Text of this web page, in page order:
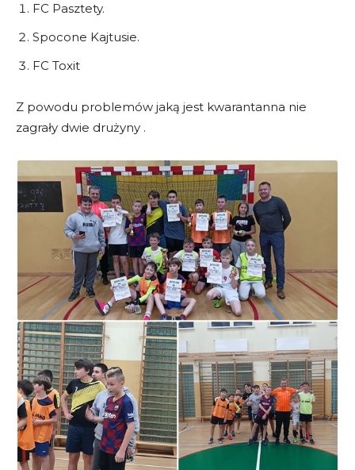
FC Pasztety.
Spocone Kajtusie.
FC Toxit
Z powodu problemów jaką jest kwarantanna nie
zagrały dwie drużyny .